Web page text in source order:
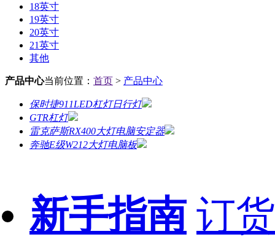
18英寸
19英寸
20英寸
21英寸
其他
产品中心当前位置： 首页 > 产品中心
保时捷911LED杠灯日行灯
GTR杠灯
雷克萨斯RX400大灯电脑安定器
奔驰E级W212大灯电脑板
新手指南 订